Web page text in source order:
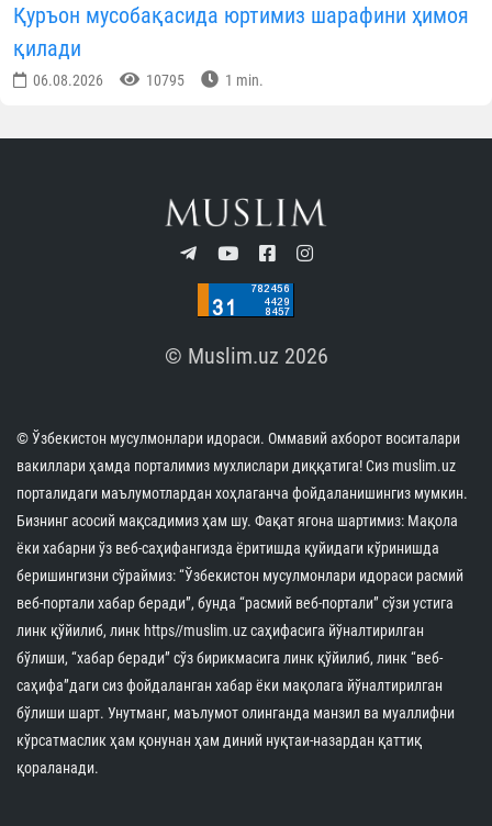
Қуръон мусобақасида юртимиз шарафини ҳимоя
қилади
06.08.2026 10795 1 min.
© Muslim.uz 2026
© Ўзбекистон мусулмонлари идораси. Оммавий ахборот воситалари
вакиллари ҳамда порталимиз мухлислари диққатига! Сиз muslim.uz
порталидаги маълумотлардан хоҳлаганча фойдаланишингиз мумкин.
Бизнинг асосий мақсадимиз ҳам шу. Фақат ягона шартимиз: Мақола
ёки хабарни ўз веб-саҳифангизда ёритишда қуйидаги кўринишда
беришингизни сўраймиз: “Ўзбекистон мусулмонлари идораси расмий
веб-портали хабар беради”, бунда “расмий веб-портали” сўзи устига
линк қўйилиб, линк https//muslim.uz саҳифасига йўналтирилган
бўлиши, “хабар беради” сўз бирикмасига линк қўйилиб, линк “веб-
саҳифа”даги сиз фойдаланган хабар ёки мақолага йўналтирилган
бўлиши шарт. Унутманг, маълумот олинганда манзил ва муаллифни
кўрсатмаслик ҳам қонунан ҳам диний нуқтаи-назардан қаттиқ
қораланади.